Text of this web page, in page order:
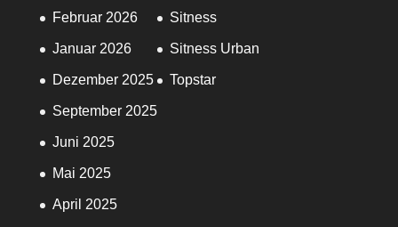
Februar 2026
Januar 2026
Dezember 2025
September 2025
Juni 2025
Mai 2025
April 2025
Sitness
Sitness Urban
Topstar